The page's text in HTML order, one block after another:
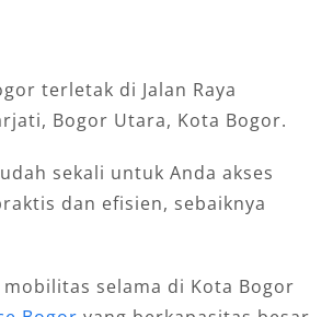
terletak di Jalan Raya
Bogor Utara, Kota Bogor.
sekali untuk Anda akses
dan efisien, sebaiknya
selama di Kota Bogor